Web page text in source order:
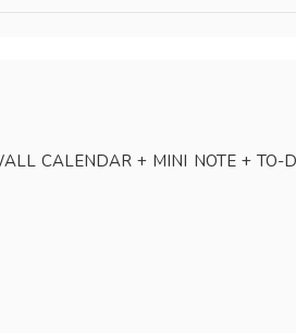
CALENDAR + MINI NOTE + TO-